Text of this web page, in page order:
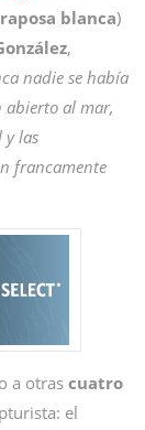
raposa blanca)
,
nadie se había
al mar,
y las
francamente
a otras cuatro
el